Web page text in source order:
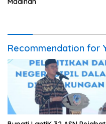
Recommendation for